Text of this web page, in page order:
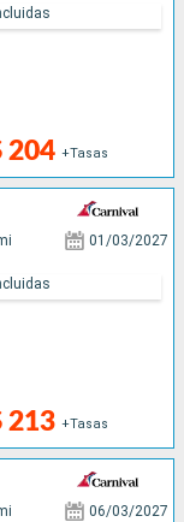
204 +Tasas
01/03/2027
213 +Tasas
06/03/2027